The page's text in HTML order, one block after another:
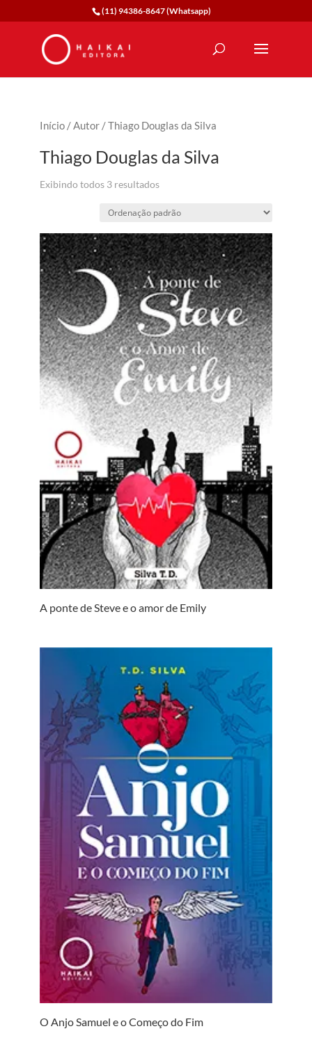
(11) 94386-8647 (Whatsapp)
Início/Autor/ Thiago Douglas da Silva
Thiago Douglas da Silva
Exibindo todos 3 resultados
A ponte de Steve e o amor de Emily
O Anjo Samuel e o Começo do Fim